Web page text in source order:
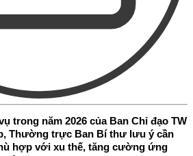
trong năm 2026 của Ban Chỉ đạo TW
Thường trực Ban Bí thư lưu ý cần
hợp với xu thế, tăng cường ứng